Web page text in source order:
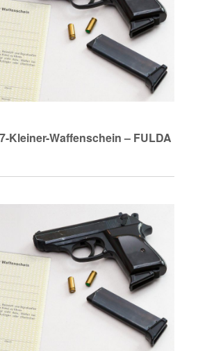
Kleiner-Waffenschein – FULDA